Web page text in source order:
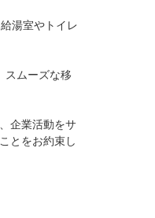
湯室やトイレ
スムーズな移
企業活動をサ
とをお約束し